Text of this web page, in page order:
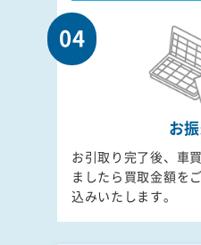
04
お
お引取り完了後、車
ましたら買取金額を
込みいたします。